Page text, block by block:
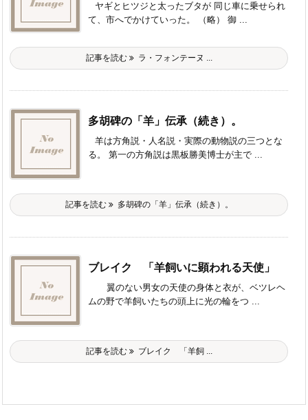
ヤギとヒツジと太ったブタが 同じ車に乗せられ
て、市へでかけていった。 （略） 御 ...
記事を読む ラ・フォンテーヌ ...
多胡碑の「羊」伝承（続き）。
羊は方角説・人名説・実際の動物説の三つとな
る。 第一の方角説は黒板勝美博士が主で ...
記事を読む 多胡碑の「羊」伝承（続き）。
ブレイク 「羊飼いに顕われる天使」
翼のない男女の天使の身体と衣が、ベツレヘ
ムの野で羊飼いたちの頭上に光の輪をつ ...
記事を読む ブレイク 「羊飼 ...